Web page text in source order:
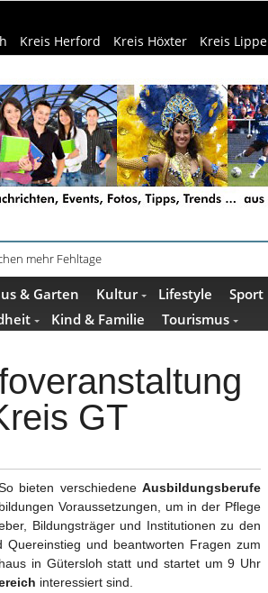
Kreis Herford Kreis Höxter Kreis Lippe
mehr Fehltage
up-Store in Büren
& Garten Kultur Lifestyle Sport
Kind & Familie Tourismus
GT
bieten verschiedeneAusbildungsberufe
Voraussetzungen, um in der Pflege
Bildungsträger und Institutionen zu den
und beantworten Fragen zum
in Gütersloh statt und startet um 9 Uhr
interessiert sind.